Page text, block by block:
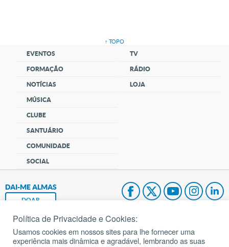
↑ TOPO
EVENTOS
FORMAÇÃO
NOTÍCIAS
MÚSICA
CLUBE
SANTUÁRIO
COMUNIDADE
SOCIAL
TV
RÁDIO
LOJA
DAI-ME ALMAS
DOAR
Fundação João Paulo II
Pedido de Oração
Política de Privacidade e Cookies:
Usamos cookies em nossos sites para lhe fornecer uma
experiência mais dinâmica e agradável, lembrando as suas